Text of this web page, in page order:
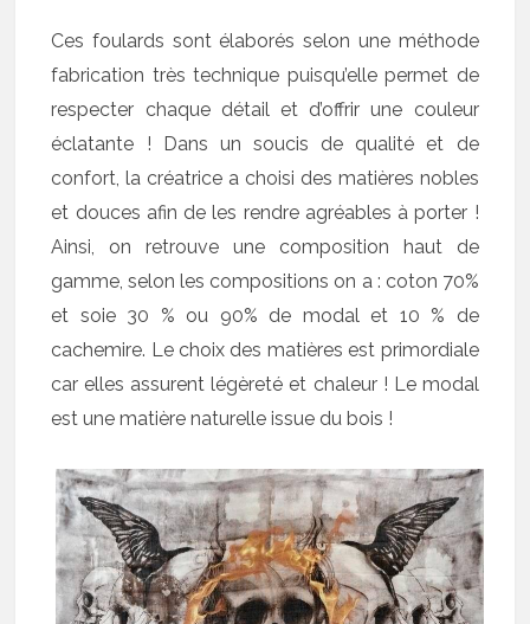
Ces foulards sont élaborés selon une méthode
fabrication très technique puisqu’elle permet de
respecter chaque détail et d’offrir une couleur
éclatante ! Dans un soucis de qualité et de
confort, la créatrice a choisi des matières nobles
et douces afin de les rendre agréables à porter !
Ainsi, on retrouve une composition haut de
gamme, selon les compositions on a : coton 70%
et soie 30 % ou 90% de modal et 10 % de
cachemire. Le choix des matières est primordiale
car elles assurent légèreté et chaleur ! Le modal
est une matière naturelle issue du bois !